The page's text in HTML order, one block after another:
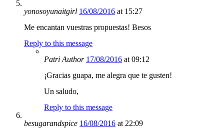
yonosoyunaitgirl 16/08/2016 at 15:27
Me encantan vuestras propuestas! Besos
Reply to this message
Patri Author 17/08/2016 at 09:12
¡Gracias guapa, me alegra que te gusten!
Un saludo,
Reply to this message
besugarandspice 16/08/2016 at 22:09